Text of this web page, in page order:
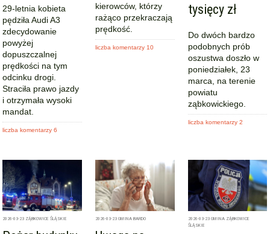
29-letnia kobieta
pędziła Audi A3
zdecydowanie
powyżej
dopuszczalnej
prędkości na tym
odcinku drogi.
Straciła prawo jazdy
i otrzymała wysoki
mandat.
liczba komentarzy 6
kierowców, którzy
rażąco przekraczają
prędkość.
liczba komentarzy 10
tysięcy zł
Do dwóch bardzo
podobnych prób
oszustwa doszło w
poniedziałek, 23
marca, na terenie
powiatu
ząbkowickiego.
liczba komentarzy 2
2026-03-23 ZĄBKOWICE ŚLĄSKIE 2026-03-23 GMINA BARDO 2026-03-23 GMINA ZĄBKOWICE
ŚLĄSKIE